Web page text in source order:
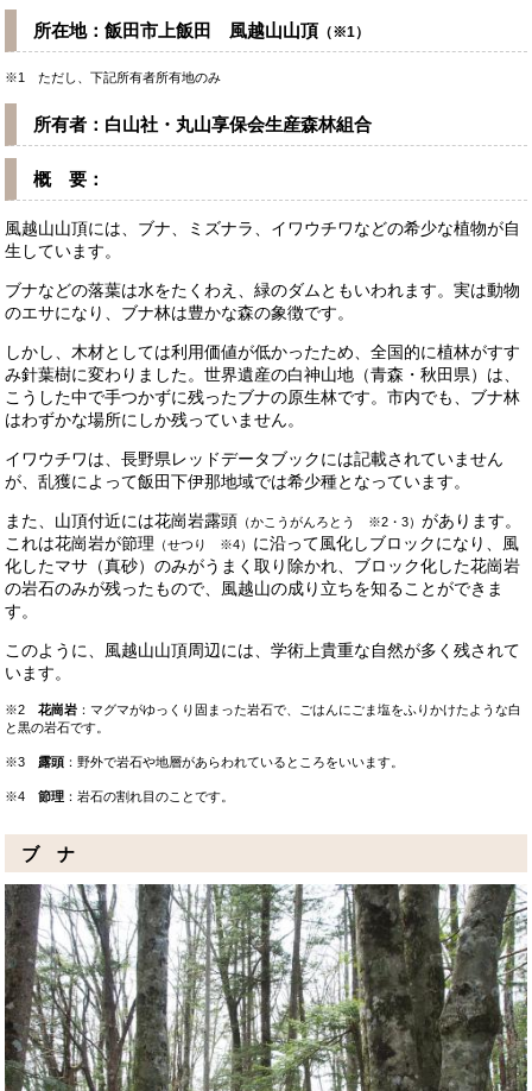
所在地：飯田市上飯田 風越山山頂 （※1）
※1 ただし、下記所有者所有地のみ
所有者：白山社・丸山享保会生産森林組合
概 要：
風越山山頂には、ブナ、ミズナラ、イワウチワなどの希少な植物が自
生しています。
ブナなどの落葉は水をたくわえ、緑のダムともいわれます。実は動物
のエサになり、ブナ林は豊かな森の象徴です。
しかし、木材としては利用価値が低かったため、全国的に植林がすす
み針葉樹に変わりました。世界遺産の白神山地（青森・秋田県）は、
こうした中で手つかずに残ったブナの原生林です。市内でも、ブナ林
はわずかな場所にしか残っていません。
イワウチワは、長野県レッドデータブックには記載されていません
が、乱獲によって飯田下伊那地域では希少種となっています。
また、山頂付近には花崗岩露頭 （かこうがんろとう ※2・3）があります。
これは花崗岩が節理
（せつり ※4） に沿って風化しブロックになり、風
化したマサ（真砂）のみがうまく取り除かれ、ブロック化した花崗岩
の岩石のみが残ったもので、風越山の成り立ちを知ることができま
す。
このように、風越山山頂周辺には、学術上貴重な自然が多く残されて
います。
※2花崗岩 ：マグマがゆっくり固まった岩石で、ごはんにごま塩をふりかけたような白
と黒の岩石です。
※3 露頭 ：野外で岩石や地層があらわれているところをいいます。
※4節理 ：岩石の割れ目のことです。
ブ ナ